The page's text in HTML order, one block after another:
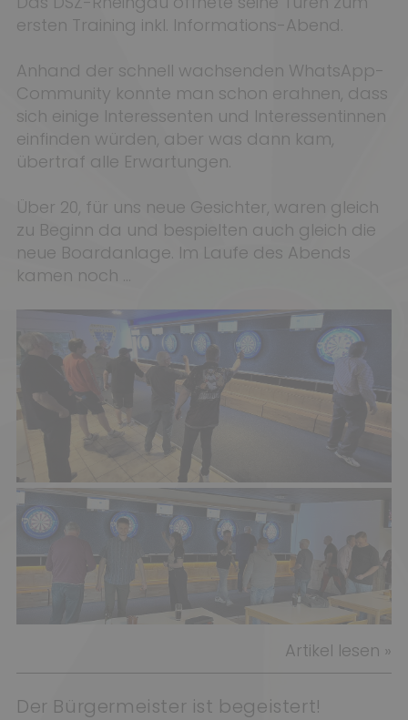
ersten Training inkl. Informations-Abend.
Anhand der schnell wachsenden WhatsApp-
Community konnte man schon erahnen, dass
sich einige Interessenten und Interessentinnen
einfinden würden, aber was dann kam,
übertraf alle Erwartungen.
Über 20, für uns neue Gesichter, waren gleich
zu Beginn da und bespielten auch gleich die
neue Boardanlage. Im Laufe des Abends
kamen noch ...
Artikel lesen »
Der Bürgermeister ist begeistert!